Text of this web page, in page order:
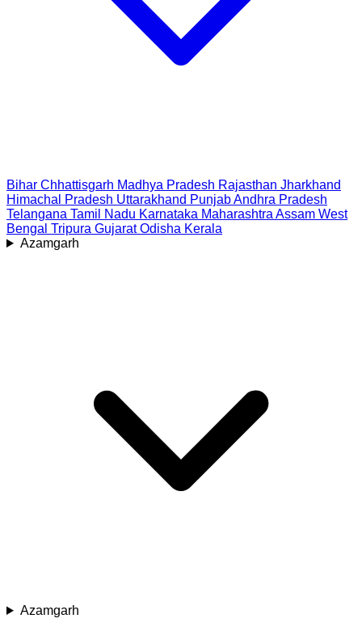
Bihar Chhattisgarh Madhya Pradesh Rajasthan Jharkhand
Himachal Pradesh Uttarakhand PunjabAndhra Pradesh
Telangana Tamil Nadu Karnataka Maharashtra Assam West
Bengal Tripura Gujarat Odisha Kerala
Azamgarh
Azamgarh